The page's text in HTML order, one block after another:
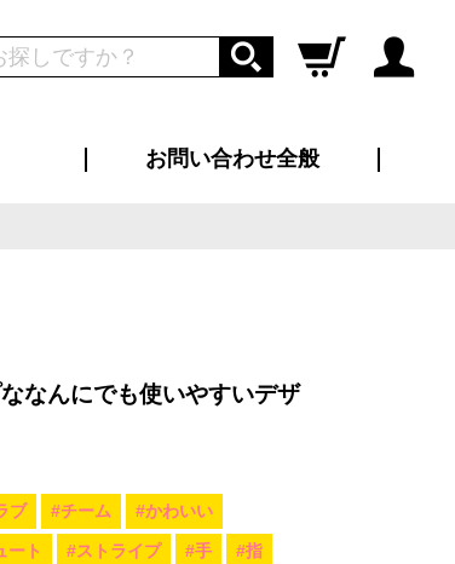
ログイン
お問い合わせ全般
なんにでも使いやすいデザ
ブ #チーム #かわいい
ート #ストライプ #手 #指